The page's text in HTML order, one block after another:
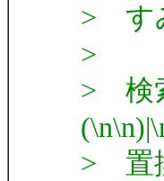
> す
>
> 検
> 置